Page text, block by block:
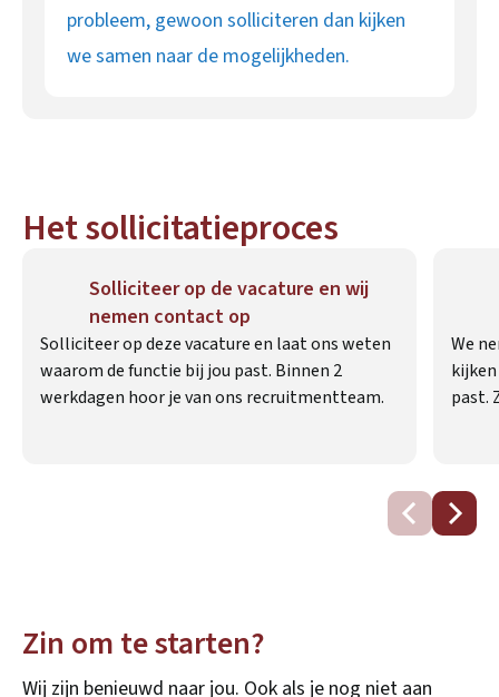
probleem, gewoon solliciteren dan kijken
we samen naar de mogelijkheden.
Het sollicitatieproces
Solliciteer op de vacature en wij
nemen contact op
Solliciteer op deze vacature en laat ons weten
waarom de functie bij jou past. Binnen 2
werkdagen hoor je van ons recruitmentteam.
We
past.
Zin om te starten?
Wij zijn benieuwd naar jou. Ook als je nog niet aan